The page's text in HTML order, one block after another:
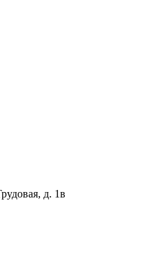
д. 1в